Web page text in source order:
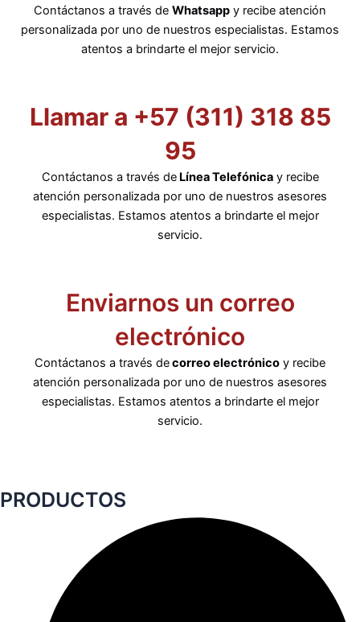
Contáctanos a través de Whatsapp y recibe atención
personalizada por uno de nuestros especialistas. Estamos
atentos a brindarte el mejor servicio.
Llamar a +57 (311) 318 85
95
Contáctanos a través deLínea Telefónicay recibe
atención personalizada por uno de nuestros asesores
especialistas. Estamos atentos a brindarte el mejor
servicio.
Enviarnos un correo
electrónico
Contáctanos a través decorreo electrónico y recibe
atención personalizada por uno de nuestros asesores
especialistas. Estamos atentos a brindarte el mejor
servicio.
PRODUCTOS